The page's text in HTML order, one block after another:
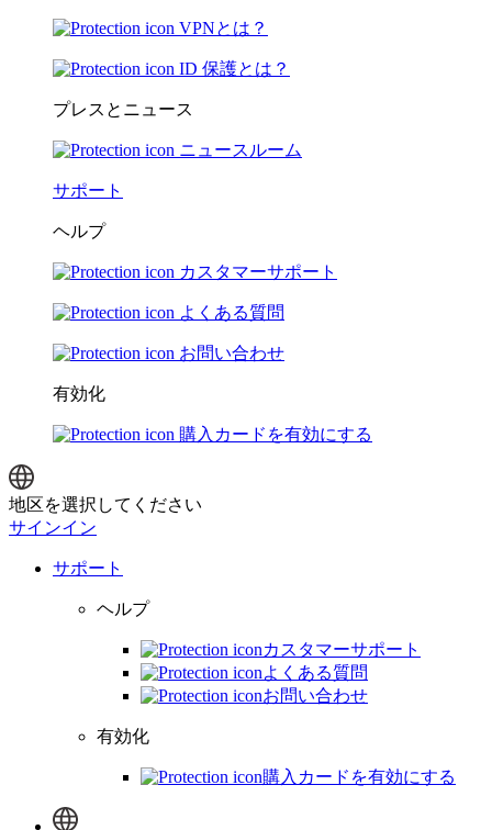
VPNとは？
ID 保護とは？
プレスとニュース
ニュースルーム
サポート
ヘルプ
カスタマーサポート
よくある質問
お問い合わせ
有効化
購入カードを有効にする
地区を選択してください
サインイン
サポート
ヘルプ
カスタマーサポート
よくある質問
お問い合わせ
有効化
購入カードを有効にする